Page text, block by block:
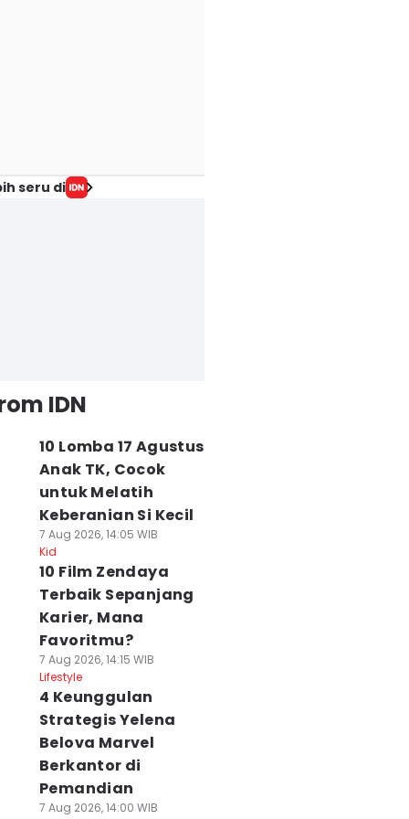
seru di
IDN
10 Lomba 17 Agustus
Anak TK, Cocok
untuk Melatih
Keberanian Si Kecil
7 Aug 2026, 14:05 WIB
Kid
10 Film Zendaya
Terbaik Sepanjang
Karier, Mana
Favoritmu?
7 Aug 2026, 14:15 WIB
Lifestyle
4 Keunggulan
Strategis Yelena
Belova Marvel
Berkantor di
Pemandian
7 Aug 2026, 14:00 WIB